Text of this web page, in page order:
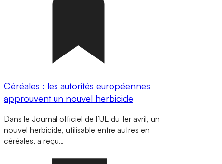
Céréales : les autorités européennes
approuvent un nouvel herbicide
Dans le Journal officiel de l’UE du 1er avril, un
nouvel herbicide, utilisable entre autres en
céréales, a reçu…